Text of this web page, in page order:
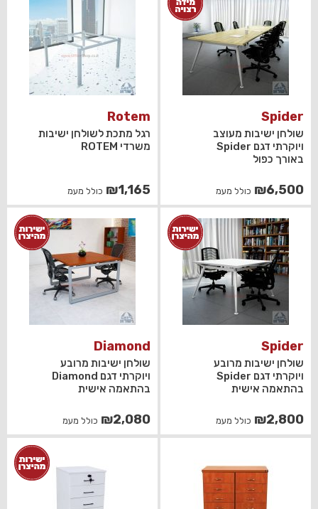
Spider
שולחן ישיבות מעוצב
ויוקרתי דגם Spider
באורך כפול
₪6,500 כולל מעמ
Rotem
רגל מתכת לשולחן ישיבות
משרדי ROTEM
₪1,165 כולל מעמ
Spider
שולחן ישיבות מרובע
ויוקרתי דגם Spider
בהתאמה אישית
₪2,800 כולל מעמ
Diamond
שולחן ישיבות מרובע
ויוקרתי דגם Diamond
בהתאמה אישית
₪2,080 כולל מעמ